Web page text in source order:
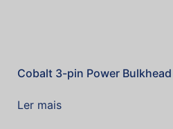
Cobalt 3-pin Power
Ler mais